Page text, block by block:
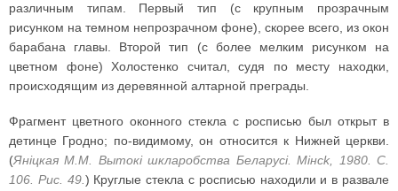
различным типам. Первый тип (с крупным прозрачным
рисунком на темном непрозрачном фоне), скорее всего, из окон
барабана главы. Второй тип (с более мелким рисунком на
цветном фоне) Холостенко считал, судя по месту находки,
происходящим из деревянной алтарной преграды.
Фрагмент цветного оконного стекла с росписью был открыт в
детинце Гродно; по-видимому, он относится к Нижней церкви.
(Янiцкая М.М. Вытокi шкларобства Беларусi. Мiнck, 1980. С.
106. Рис. 49. ) Круглые стекла с росписью находили и в развале